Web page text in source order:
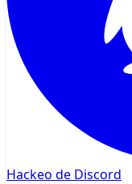
Hackeo de Discord